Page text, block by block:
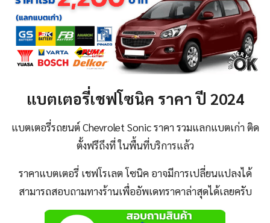
แบตเตอรี่เชฟโซนิค ราคา ปี 2024
แบตเตอรี่รถยนต์ Chevrolet Sonic ราคา รวมแลกแบตเก่า ติด
ตั้งฟรีถึงที่ ในพื้นที่บริการแล้ว
ราคาแบตเตอรี่ เชฟโรเลต โซนิค อาจมีการเปลี่ยนแปลงได้
สามารถสอบถามทางร้านเพื่ออัพเดทราคาล่าสุดได้เลยครับ